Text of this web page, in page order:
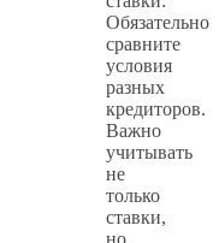
Обязательно
сравните
условия
разных
кредиторов.
Важно
учитывать
не
только
ставки,
но